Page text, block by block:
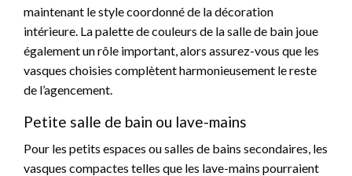
maintenant le style coordonné de la décoration
intérieure. La palette de couleurs de la salle de bain joue
également un rôle important, alors assurez-vous que les
vasques choisies complètent harmonieusement le reste
de l’agencement.
Petite salle de bain ou lave-mains
Pour les petits espaces ou salles de bains secondaires, les
vasques compactes telles que les lave-mains pourraient